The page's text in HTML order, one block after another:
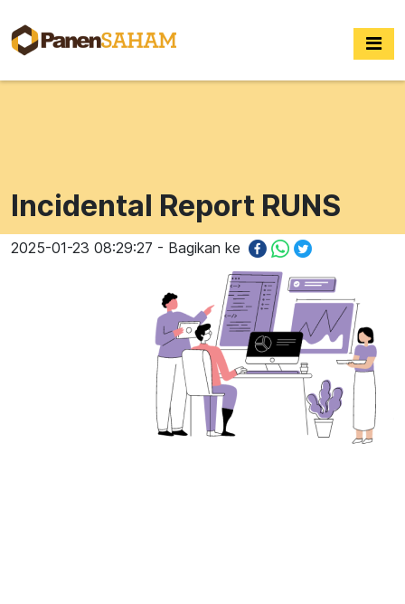
Incidental Report RUNS
2025-01-23 08:29:27 - Bagikan ke